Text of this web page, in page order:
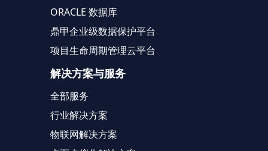
ORACLE 数据库
鼎甲企业级数据保护平台
项目生命周期管理云平台
解决方案与服务
全部服务
行业解决方案
物联网解决方案